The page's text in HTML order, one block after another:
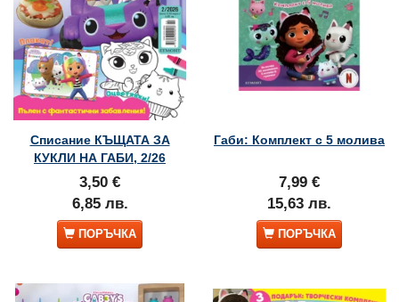
Списание КЪЩАТА ЗА
КУКЛИ НА ГАБИ, 2/26
3,50 €
6,85 лв.
ПОРЪЧКА
Габи: Комплект с 5 молива
7,99 €
15,63 лв.
ПОРЪЧКА